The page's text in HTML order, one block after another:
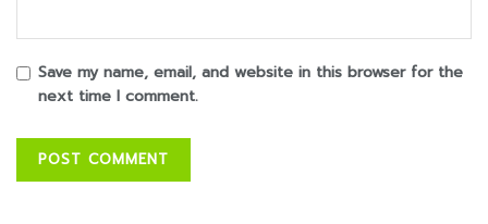
Save my name, email, and website in this browser for the
next time I comment.